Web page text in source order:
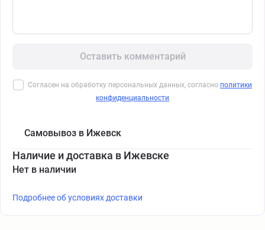
Оставить комментарий
Согласен на обработку персональных данных, согласно политики
конфиденциальности
Самовывоз в Ижевск
Наличие и доставка в Ижевске
Нет в наличии
Подробнее об условиях доставки